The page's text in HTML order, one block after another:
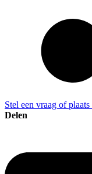
Stel een vraag of
Delen